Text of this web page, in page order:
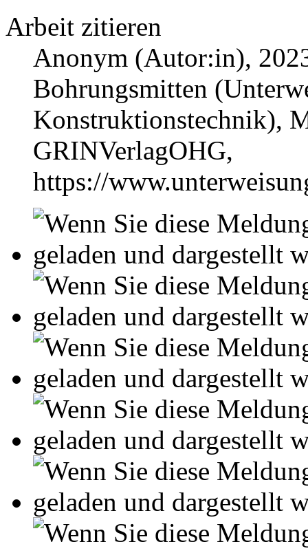
Arbeit zitieren
Anonym (Autor:in),
Bohrungsmitten
Konstruktionstechnik),
GRINVerlagOHG,
https://
Leseprobe aus 23 Seiten
Arbeiten hochladen
Ihre Unterweisung /